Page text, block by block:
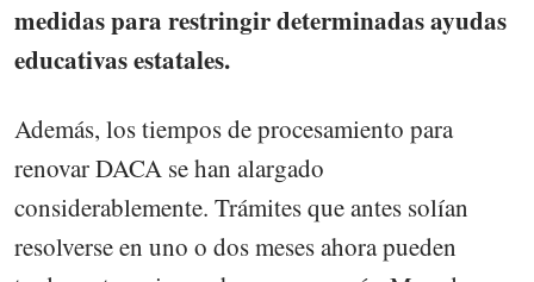
medidas para restringir determinadas ayudas
educativas estatales.
Además, los tiempos de procesamiento para
renovar DACA se han alargado
considerablemente. Trámites que antes solían
resolverse en uno o dos meses ahora pueden